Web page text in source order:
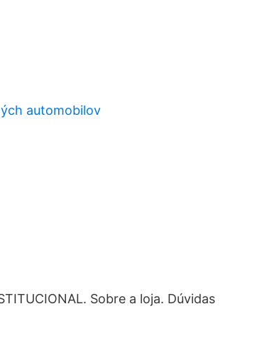
automobilov
Sobre a loja. Dúvidas